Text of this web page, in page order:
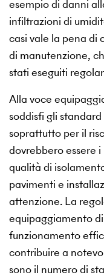
esempio di danni
infiltrazioni di
casi vale la pena di
di manutenzione,
stati eseguiti
Alla voce
soddisfi gli
soprattutto per il
dovrebbero essere
qualità di
pavimenti e
attenzione. La
equipaggiamento
funzionamento
contribuire a
sono il numero di